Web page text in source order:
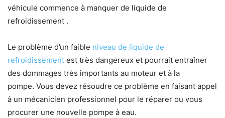
véhicule commence à manquer de liquide de
refroidissement .
Le problème d’un faible niveau de liquide de
refroidissement est très dangereux et pourrait entraîner
des dommages très importants au moteur et à la
pompe. Vous devez résoudre ce problème en faisant appel
à un mécanicien professionnel pour le réparer ou vous
procurer une nouvelle pompe à eau.